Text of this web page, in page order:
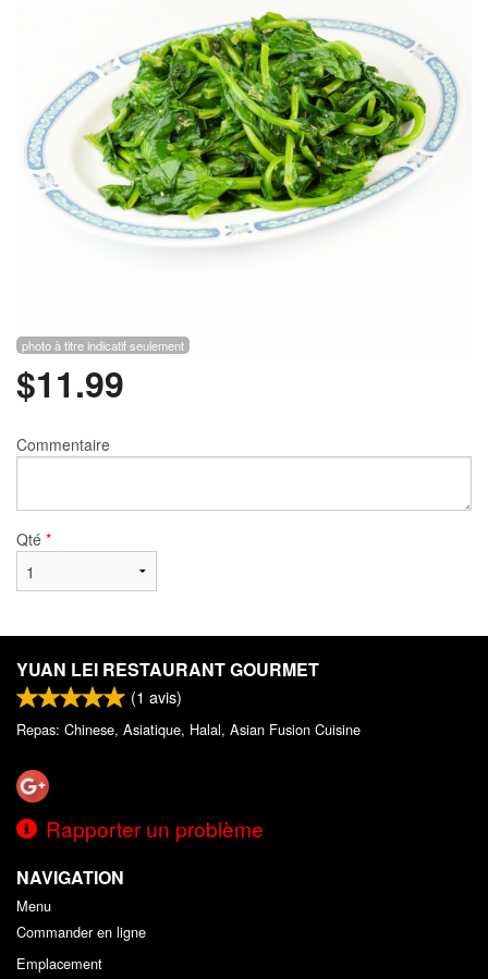
Rechercher
photo à titre indicatif seulement
$11.99
Commentaire
Qté *
YUAN LEI RESTAURANT GOURMET
(1 avis)
Repas: Chinese, Asiatique, Halal, Asian Fusion Cuisine
Rapporter un problème
NAVIGATION
Menu
Commander en ligne
Emplacement